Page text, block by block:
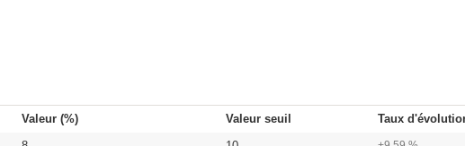
Valeur (%) Valeur seuil
Taux